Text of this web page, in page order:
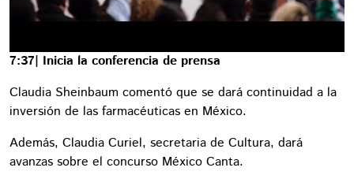
7:37| Inicia la conferencia de prensa
Claudia Sheinbaum comentó que se dará continuidad a la
inversión de las farmacéuticas en México.
Además, Claudia Curiel, secretaria de Cultura, dará
avanzas sobre el concurso México Canta.